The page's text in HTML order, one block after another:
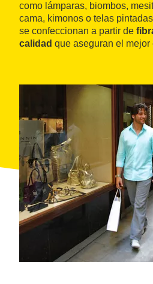
como lámparas, biombos,
cama, kimonos o telas
se confeccionan a partir de
calidad que aseguran el mejor